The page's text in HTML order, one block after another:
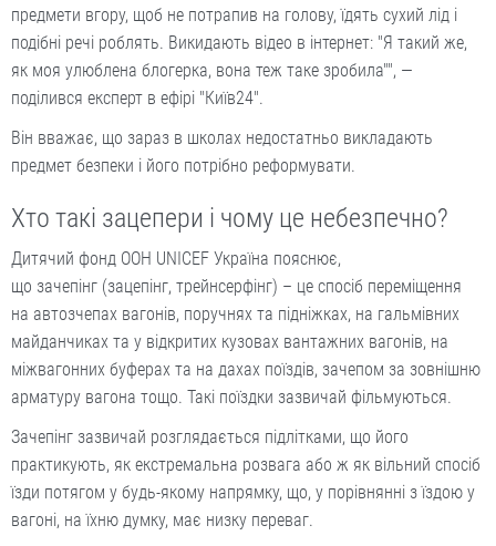
предмети вгору, щоб не потрапив на голову, їдять сухий лід і
подібні речі роблять. Викидають відео в інтернет: "Я такий же,
як моя улюблена блогерка, вона теж таке зробила"", —
поділився експерт в ефірі "Київ24".
Він вважає, що зараз в школах недостатньо викладають
предмет безпеки і його потрібно реформувати.
Хто такі зацепери і чому це небезпечно?
Дитячий фонд ООН UNICEF Украïна пояснює,
що зачепінг (зацепінг, трейнсерфінг) – це спосіб переміщення
на автозчепах вагонів, поручнях та підніжках, на гальмівних
майданчиках та у відкритих кузовах вантажних вагонів, на
міжвагонних буферах та на дахах поїздів, зачепом за зовнішню
арматуру вагона тощо. Такі поїздки зазвичай фільмуються.
Зачепінг зазвичай розглядається підлітками, що його
практикують, як екстремальна розвага або ж як вільний спосіб
їзди потягом у будь-якому напрямку, що, у порівнянні з їздою у
вагоні, на їхню думку, має низку переваг.